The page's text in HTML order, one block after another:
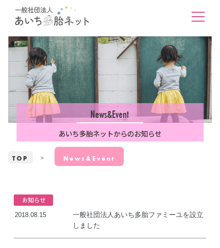
News&Event
あいち多胎ネットからのお知らせ
TOP News&Event
お知らせ
2018.08.15
一般社団法人あいち多胎ファミーユを設立
しました